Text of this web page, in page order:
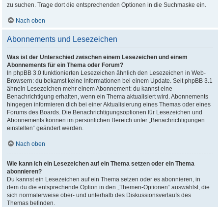
zu suchen. Trage dort die entsprechenden Optionen in die Suchmaske ein.
Nach oben
Abonnements und Lesezeichen
Was ist der Unterschied zwischen einem Lesezeichen und einem
Abonnements für ein Thema oder Forum?
In phpBB 3.0 funktionierten Lesezeichen ähnlich den Lesezeichen in Web-
Browsern: du bekamst keine Informationen bei einem Update. Seit phpBB 3.1
ähneln Lesezeichen mehr einem Abonnement: du kannst eine
Benachrichtigung erhalten, wenn ein Thema aktualisiert wird. Abonnements
hingegen informieren dich bei einer Aktualisierung eines Themas oder eines
Forums des Boards. Die Benachrichtigungsoptionen für Lesezeichen und
Abonnements können im persönlichen Bereich unter „Benachrichtigungen
einstellen“ geändert werden.
Nach oben
Wie kann ich ein Lesezeichen auf ein Thema setzen oder ein Thema
abonnieren?
Du kannst ein Lesezeichen auf ein Thema setzen oder es abonnieren, in
dem du die entsprechende Option in den „Themen-Optionen“ auswählst, die
sich normalerweise ober- und unterhalb des Diskussionsverlaufs des
Themas befinden.